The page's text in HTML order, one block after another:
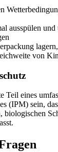
ausspülen und
von
Teil eines
(IPM) sein,
biologischen